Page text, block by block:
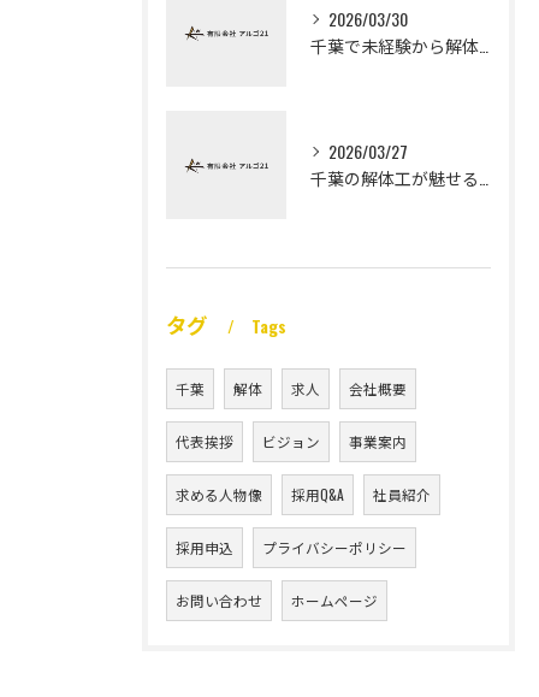
2026/03/30
2026/03/27
タグ Tags
千葉 解体 求人 会社概要
代表挨拶 ビジョン 事業案内
求める人物像 採用Q&A 社員紹介
採用申込 プライバシーポリシー
お問い合わせ ホームページ